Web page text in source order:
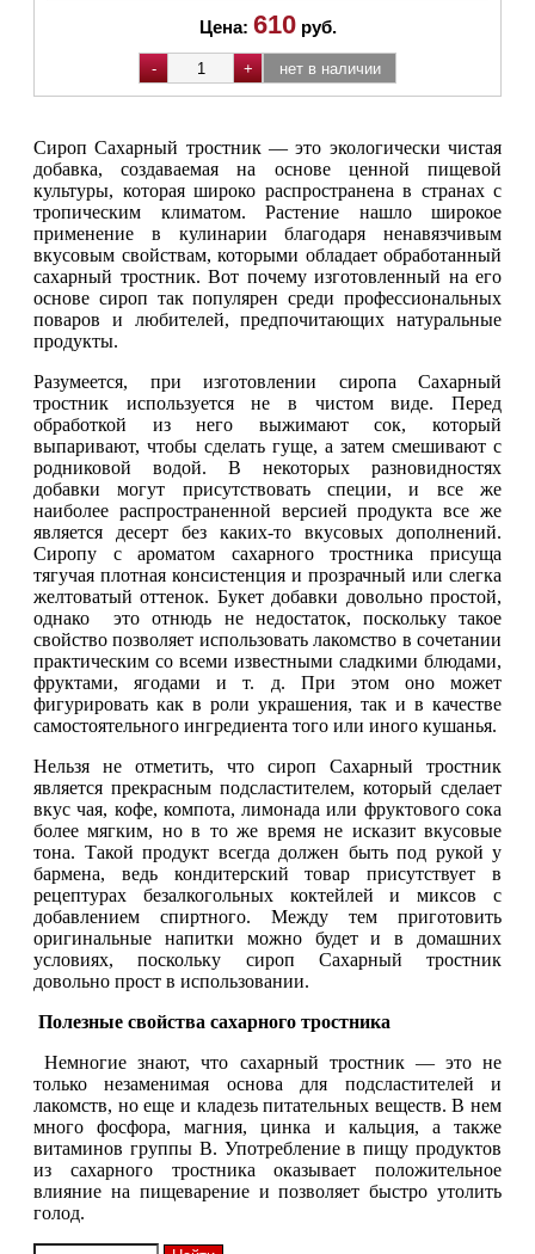
Цена: 610 руб.
Сироп Сахарный тростник — это экологически чистая
добавка, создаваемая на основе ценной пищевой
культуры, которая широко распространена в странах с
тропическим климатом. Растение нашло широкое
применение в кулинарии благодаря ненавязчивым
вкусовым свойствам, которыми обладает обработанный
сахарный тростник. Вот почему изготовленный на его
основе сироп так популярен среди профессиональных
поваров и любителей, предпочитающих натуральные
продукты.
Разумеется, при изготовлении сиропа Сахарный
тростник используется не в чистом виде. Перед
обработкой из него выжимают сок, который
выпаривают, чтобы сделать гуще, а затем смешивают с
родниковой водой. В некоторых разновидностях
добавки могут присутствовать специи, и все же
наиболее распространенной версией продукта все же
является десерт без каких-то вкусовых дополнений.
Сиропу с ароматом сахарного тростника присуща
тягучая плотная консистенция и прозрачный или слегка
желтоватый оттенок. Букет добавки довольно простой,
однако это отнюдь не недостаток, поскольку такое
свойство позволяет использовать лакомство в сочетании
практическим со всеми известными сладкими блюдами,
фруктами, ягодами и т. д. При этом оно может
фигурировать как в роли украшения, так и в качестве
самостоятельного ингредиента того или иного кушанья.
Нельзя не отметить, что сироп Сахарный тростник
является прекрасным подсластителем, который сделает
вкус чая, кофе, компота, лимонада или фруктового сока
более мягким, но в то же время не исказит вкусовые
тона. Такой продукт всегда должен быть под рукой у
бармена, ведь кондитерский товар присутствует в
рецептурах безалкогольных коктейлей и миксов с
добавлением спиртного. Между тем приготовить
оригинальные напитки можно будет и в домашних
условиях, поскольку сироп Сахарный тростник
довольно прост в использовании.
Полезные свойства сахарного тростника
Немногие знают, что сахарный тростник — это не
только незаменимая основа для подсластителей и
лакомств, но еще и кладезь питательных веществ. В нем
много фосфора, магния, цинка и кальция, а также
витаминов группы B. Употребление в пищу продуктов
из сахарного тростника оказывает положительное
влияние на пищеварение и позволяет быстро утолить
голод.